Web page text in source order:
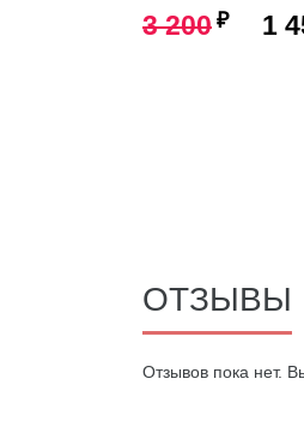
3 200 ₽ 1
ОТЗЫВЫ
Oтзывов пока нет.